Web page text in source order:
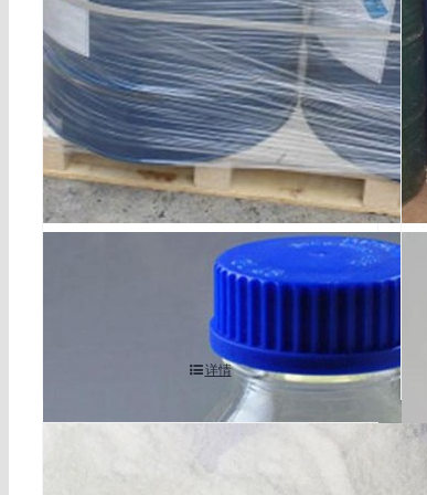
perfluoro(2-methyl-3-pentanone) cas 7
详情